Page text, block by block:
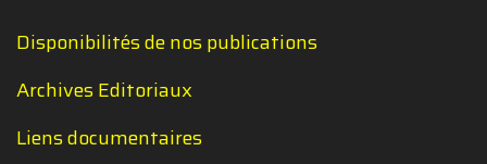
Disponibilités de nos publications
Archives Editoriaux
Liens documentaires